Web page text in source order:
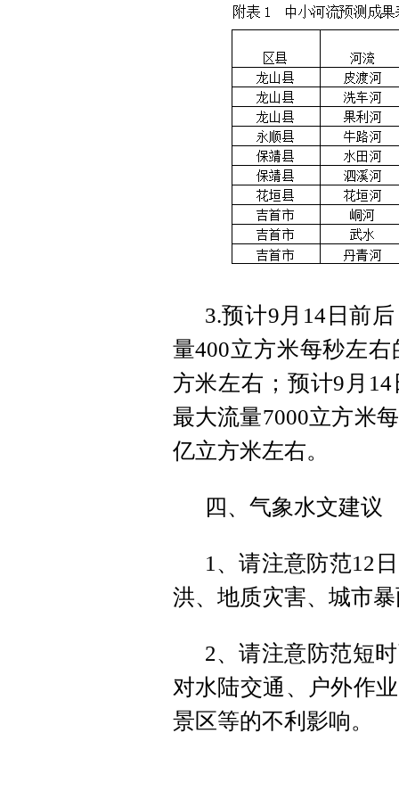
3.预计9月14日前
量400立方米每秒左
方米左右；预计9月
最大流量7000立方米
亿立方米左右。
四、气象水文建议
1、请注意防范12
洪、地质灾害、城市
2、请注意防范短
对水陆交通、户外作
景区等的不利影响。